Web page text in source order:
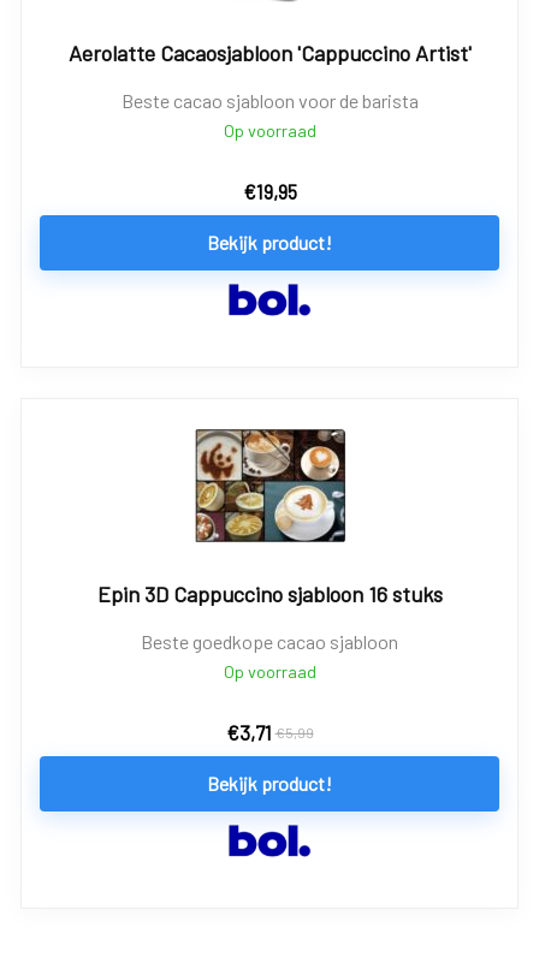
Aerolatte Cacaosjabloon 'Cappuccino Artist'
Beste cacao sjabloon voor de barista
Op voorraad
€19,95
Bekijk product!
Epin 3D Cappuccino sjabloon 16 stuks
Beste goedkope cacao sjabloon
Op voorraad
€3,71€5,99
Bekijk product!